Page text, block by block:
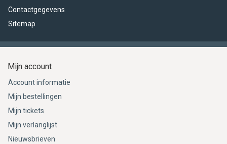
Contactgegevens
Sitemap
Mijn account
Account informatie
Mijn bestellingen
Mijn tickets
Mijn verlanglijst
Nieuwsbrieven